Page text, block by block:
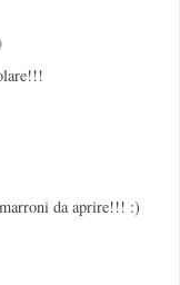
da aprire!!! :)